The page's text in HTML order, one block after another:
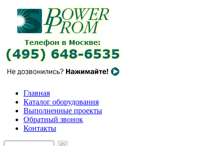
Главная
Каталог оборудования
Выполненные проекты
Обратный звонок
Контакты